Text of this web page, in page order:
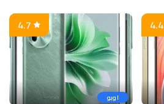
4.4
اوبو
4.7